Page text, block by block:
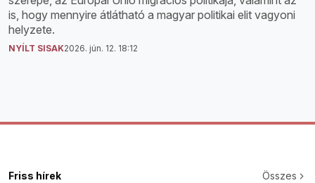
is, hogy mennyire átlátható a magyar politikai elit vagyoni
helyzete.
NYÍLT SISAK2026. jún. 12. 18:12
Friss hírek Összes